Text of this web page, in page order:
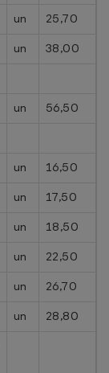
un
25,70
un
38,00
un
56,50
un
16,50
un
17,50
un
18,50
un
22,50
un
26,70
un
28,80